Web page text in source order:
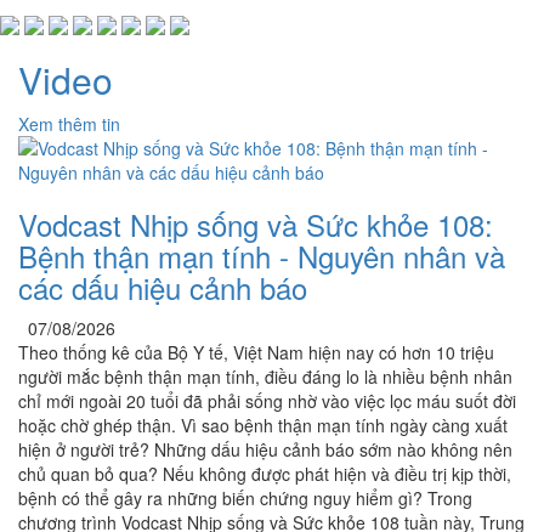
Video
Xem thêm tin
Vodcast Nhịp sống và Sức khỏe 108:
Bệnh thận mạn tính - Nguyên nhân và
các dấu hiệu cảnh báo
07/08/2026
Theo thống kê của Bộ Y tế, Việt Nam hiện nay có hơn 10 triệu
người mắc bệnh thận mạn tính, điều đáng lo là nhiều bệnh nhân
chỉ mới ngoài 20 tuổi đã phải sống nhờ vào việc lọc máu suốt đời
hoặc chờ ghép thận. Vì sao bệnh thận mạn tính ngày càng xuất
hiện ở người trẻ? Những dấu hiệu cảnh báo sớm nào không nên
chủ quan bỏ qua? Nếu không được phát hiện và điều trị kịp thời,
bệnh có thể gây ra những biến chứng nguy hiểm gì? Trong
chương trình Vodcast Nhịp sống và Sức khỏe 108 tuần này, Trung